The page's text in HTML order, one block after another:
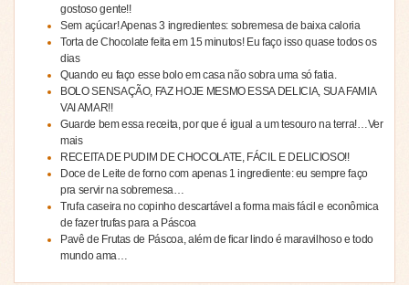
gostoso gente!!
Sem açúcar! Apenas 3 ingredientes: sobremesa de baixa caloria
Torta de Chocolate feita em 15 minutos! Eu faço isso quase todos os
dias
Quando eu faço esse bolo em casa não sobra uma só fatia.
BOLO SENSAÇÃO, FAZ HOJE MESMO ESSA DELICIA, SUA FAMIA
VAI AMAR!!
Guarde bem essa receita, por que é igual a um tesouro na terra!…Ver
mais
RECEITA DE PUDIM DE CHOCOLATE, FÁCIL E DELICIOSO!!
Doce de Leite de forno com apenas 1 ingrediente: eu sempre faço
pra servir na sobremesa…
Trufa caseira no copinho descartável a forma mais fácil e econômica
de fazer trufas para a Páscoa
Pavê de Frutas de Páscoa, além de ficar lindo é maravilhoso e todo
mundo ama…